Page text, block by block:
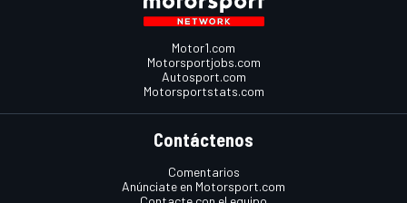
Motor1.com
Motorsportjobs.com
Autosport.com
Motorsportstats.com
Contáctenos
Comentarios
Anúnciate en Motorsport.com